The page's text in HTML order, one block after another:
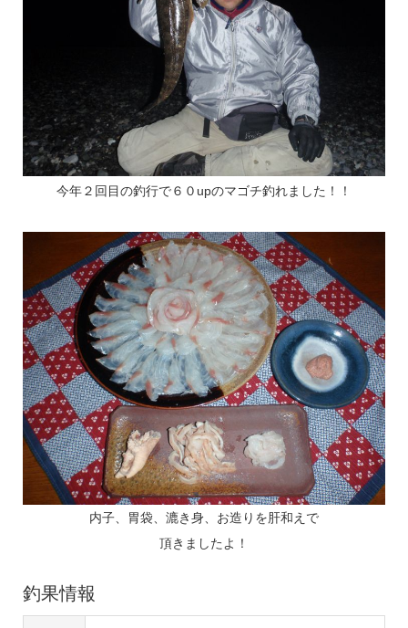
今年２回目の釣行で６０upのマゴチ釣れました！！
内子、胃袋、漉き身、お造りを肝和えで
頂きましたよ！
釣果情報